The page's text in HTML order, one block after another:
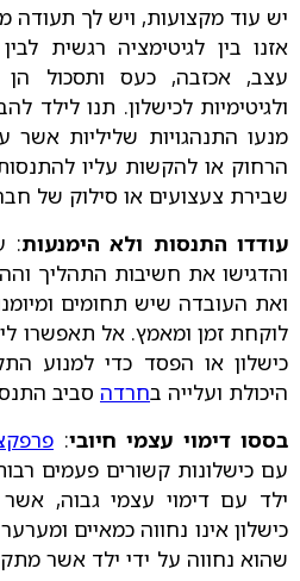
יש עוד מקצועות, ויש לך תעודה
אזנו בין לגיטימציה רגשית
עצב, אכזבה, כעס ותסכול הן
ולגיטימיות לכישלון. תנו לילד
מנעו התנהגויות שליליות אשר
הרחוק או להקשות עליו
שבירת צעצועים או סילוק של
עודדו התנסות ולא הימנעות:
והדגישו את חשיבות התהליך
ואת העובדה שיש תחומים
לוקחת זמן ומאמץ. אל תאפשרו
כישלון או הפסד כדי למנוע
היכולת ועלייה בחרדה סביב
בססו דימוי עצמי חיובי:
עם כישלונות קשורים פעמים
ילד עם דימוי עצמי גבוה,
כישלון אינו נחווה כמאיים
שהוא נחווה על ידי ילד אשר